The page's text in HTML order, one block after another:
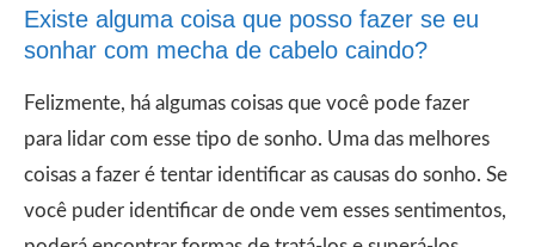
Existe alguma coisa que posso fazer se eu
sonhar com mecha de cabelo caindo?
Felizmente, há algumas coisas que você pode fazer
para lidar com esse tipo de sonho. Uma das melhores
coisas a fazer é tentar identificar as causas do sonho. Se
você puder identificar de onde vem esses sentimentos,